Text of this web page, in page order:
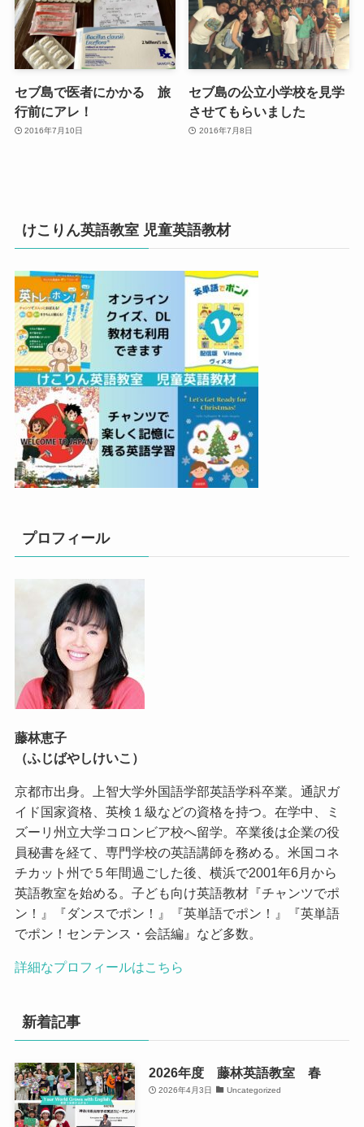
セブ島で医者にかかる 旅
行前にアレ！
2016年7月10日
セブ島の公立小学校を見学
させてもらいました
2016年7月8日
けこりん英語教室 児童英語教材
プロフィール
藤林恵子
（ふじばやしけいこ）
京都市出身。上智大学外国語学部英語学科卒業。通訳ガ
イド国家資格、英検１級などの資格を持つ。在学中、ミ
ズーリ州立大学コロンビア校へ留学。卒業後は企業の役
員秘書を経て、専門学校の英語講師を務める。米国コネ
チカット州で５年間過ごした後、横浜で2001年6月から
英語教室を始める。子ども向け英語教材『チャンツでポ
ン！』『ダンスでポン！』『英単語でポン！』『英単語
でポン！センテンス・会話編』など多数。
詳細なプロフィールはこちら
新着記事
2026年度 藤林英語教室 春
2026年4月3日 Uncategorized